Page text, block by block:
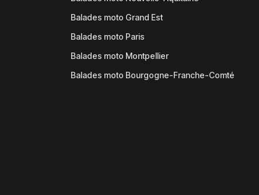
Balades moto Grand Est
Balades moto Paris
Balades moto Montpellier
Balades moto Bourgogne-Franche-Comté